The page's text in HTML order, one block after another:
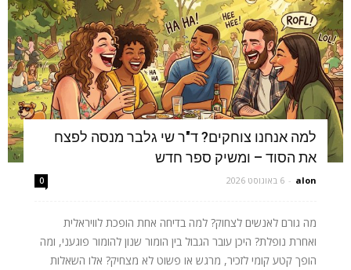
למה אנחנו צוחקים? ד"ר שי גלבר מנסה לפצח
את הסוד – ומשיק ספר חדש
alon
- 6 באוגוסט 2026 0
מה גורם לאנשים לצחוק? למה בדיחה אחת הופכת לוויראלית
ואחרת נופלת? היכן עובר הגבול בין הומור שנון להומור פוגעני, ומה
הופך קטע קומי לזכיר, מרגש או פשוט לא מצחיק? אלו השאלות